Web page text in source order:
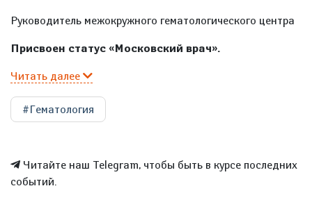
Руководитель межокружного гематологического центра
Присвоен статус «Московский врач».
Читать далее
#Гематология
Читайте наш Telegram, чтобы быть в курсе последних
событий.